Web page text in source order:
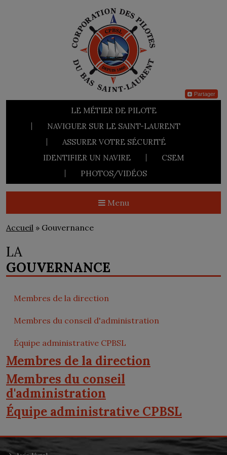
Partager
LE MÉTIER DE PILOTE
NAVIGUER SUR LE SAINT-LAURENT
ASSURER VOTRE SÉCURITÉ
IDENTIFIER UN NAVIRE
CSEM
PHOTOS/VIDÉOS
Menu
Accueil » Gouvernance
LA
GOUVERNANCE
Membres de la direction
Membres du conseil d'administration
Équipe administrative CPBSL
Membres de la direction
Membres du conseil
d'administration
Équipe administrative CPBSL